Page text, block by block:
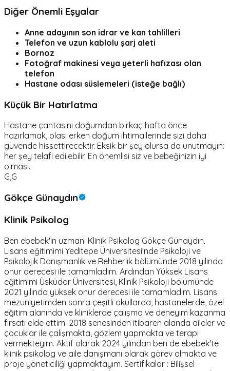
Diğer Önemli Eşyalar
Anne adayının son idrar ve kan tahlilleri
Telefon ve uzun kablolu şarj aleti
Bornoz
Fotoğraf makinesi veya yeterli hafızası olan
telefon
Hastane odası süslemeleri (isteğe bağlı)
Küçük Bir Hatırlatma
Hastane çantasını doğumdan birkaç hafta önce
hazırlamak, olası erken doğum ihtimallerinde sizi daha
güvende hissettirecektir. Eksik bir şey olursa da unutmayın:
her şey telafi edilebilir. En önemlisi siz ve bebeğinizin iyi
olması.
G,G
Gökçe Günaydın
Klinik Psikolog
Ben ebebek'in uzmanı Klinik Psikolog Gökçe Günaydın.
Lisans eğitimimi Yeditepe Üniversitesi'nde Psikoloji ve
Psikolojik Danışmanlık ve Rehberlik bölümünde 2018 yılında
onur derecesi ile tamamladım. Ardından Yüksek Lisans
eğitimimi Üsküdar Üniversitesi, Klinik Psikoloji bölümünde
2021 yılında yüksek onur derecesi ile tamamladım. Lisans
mezuniyetimden sonra çeşitli okullarda, hastanelerde, özel
eğitim alanında ve kliniklerde çalışma ve deneyim kazanma
fırsatı elde ettim. 2018 senesinden itibaren alanda aileler ve
çocuklar ile çalışmakta, gözlem yapmakta ve terapi
vermekteyim. Aktif olarak 2024 yılından beri de ebebek'te
klinik psikolog ve aile danışmanı olarak görev almakta ve
proje yöneticiliği yapmaktayım. Sertifikalar : Bilişsel